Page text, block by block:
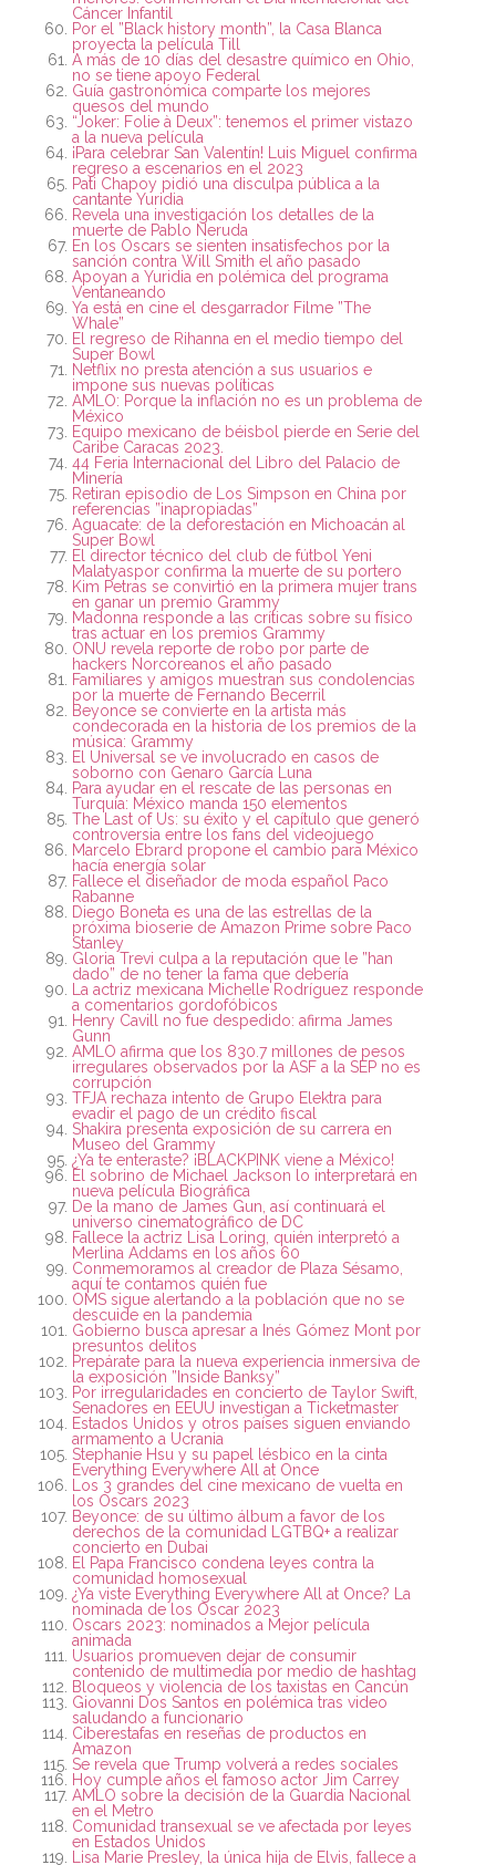
Cáncer Infantil
Por el ”Black history month”, la Casa Blanca
proyecta la película Till
A más de 10 días del desastre químico en Ohio,
no se tiene apoyo Federal
Guía gastronómica comparte los mejores
quesos del mundo
“Joker: Folie à Deux”: tenemos el primer vistazo
a la nueva película
¡Para celebrar San Valentín! Luis Miguel confirma
regreso a escenarios en el 2023
Pati Chapoy pidió una disculpa pública a la
cantante Yuridia
Revela una investigación los detalles de la
muerte de Pablo Neruda
En los Oscars se sienten insatisfechos por la
sanción contra Will Smith el año pasado
Apoyan a Yuridia en polémica del programa
Ventaneando
Ya está en cine el desgarrador Filme ”The
Whale”
El regreso de Rihanna en el medio tiempo del
Super Bowl
Netflix no presta atención a sus usuarios e
impone sus nuevas políticas
AMLO: Porque la inflación no es un problema de
México
Equipo mexicano de béisbol pierde en Serie del
Caribe Caracas 2023.
44 Feria Internacional del Libro del Palacio de
Minería
Retiran episodio de Los Simpson en China por
referencias ”inapropiadas”
Aguacate: de la deforestación en Michoacán al
Super Bowl
El director técnico del club de fútbol Yeni
Malatyaspor confirma la muerte de su portero
Kim Petras se convirtió en la primera mujer trans
en ganar un premio Grammy
Madonna responde a las críticas sobre su físico
tras actuar en los premios Grammy
ONU revela reporte de robo por parte de
hackers Norcoreanos el año pasado
Familiares y amigos muestran sus condolencias
por la muerte de Fernando Becerril
Beyonce se convierte en la artista más
condecorada en la historia de los premios de la
música: Grammy
El Universal se ve involucrado en casos de
soborno con Genaro García Luna
Para ayudar en el rescate de las personas en
Turquía: México manda 150 elementos
The Last of Us: su éxito y el capítulo que generó
controversia entre los fans del videojuego
Marcelo Ebrard propone el cambio para México
hacía energía solar
Fallece el diseñador de moda español Paco
Rabanne
Diego Boneta es una de las estrellas de la
próxima bioserie de Amazon Prime sobre Paco
Stanley
Gloria Trevi culpa a la reputación que le ”han
dado” de no tener la fama que debería
La actriz mexicana Michelle Rodríguez responde
a comentarios gordofóbicos
Henry Cavill no fue despedido: afirma James
Gunn
AMLO afirma que los 830.7 millones de pesos
irregulares observados por la ASF a la SEP no es
corrupción
TFJA rechaza intento de Grupo Elektra para
evadir el pago de un crédito fiscal
Shakira presenta exposición de su carrera en
Museo del Grammy
¿Ya te enteraste? ¡BLACKPINK viene a México!
El sobrino de Michael Jackson lo interpretará en
nueva película Biográfica
De la mano de James Gun, así continuará el
universo cinematográfico de DC
Fallece la actriz Lisa Loring, quién interpretó a
Merlina Addams en los años 60
Conmemoramos al creador de Plaza Sésamo,
aquí te contamos quién fue
OMS sigue alertando a la población que no se
descuide en la pandemia
Gobierno busca apresar a Inés Gómez Mont por
presuntos delitos
Prepárate para la nueva experiencia inmersiva de
la exposición ”Inside Banksy”
Por irregularidades en concierto de Taylor Swift,
Senadores en EEUU investigan a Ticketmaster
Estados Unidos y otros países siguen enviando
armamento a Ucrania
Stephanie Hsu y su papel lésbico en la cinta
Everything Everywhere All at Once
Los 3 grandes del cine mexicano de vuelta en
los Oscars 2023
Beyonce: de su último álbum a favor de los
derechos de la comunidad LGTBQ+ a realizar
concierto en Dubai
El Papa Francisco condena leyes contra la
comunidad homosexual
¿Ya viste Everything Everywhere All at Once? La
nominada de los Oscar 2023
Oscars 2023: nominados a Mejor película
animada
Usuarios promueven dejar de consumir
contenido de multimedia por medio de hashtag
Bloqueos y violencia de los taxistas en Cancún
Giovanni Dos Santos en polémica tras video
saludando a funcionario
Ciberestafas en reseñas de productos en
Amazon
Se revela que Trump volverá a redes sociales
Hoy cumple años el famoso actor Jim Carrey
AMLO sobre la decisión de la Guardia Nacional
en el Metro
Comunidad transexual se ve afectada por leyes
en Estados Unidos
Lisa Marie Presley, la única hija de Elvis, fallece a